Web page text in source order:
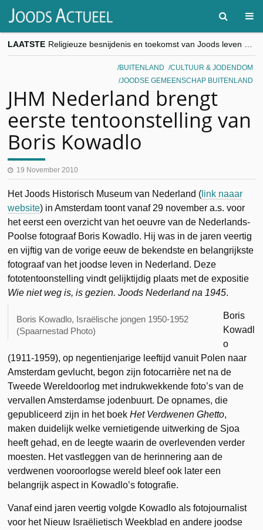
LAATSTE
“Besnijdenisdebat toont hoe moeilijk seculiere Westen minderheden begrijpt”, Jinnih Beels (Vooruit)
CITYTRIP | ROEMENIË – Boekarest: de verrassing van Oost-Europa
“Vandaag zit elke Jood in België op de beklaagdenbank”
BUITENLAND
CULTUUR & JODENDOM
JOODSE GEMEENSCHAP BUITENLAND
JHM Nederland brengt
eerste tentoonstelling van
Boris Kowadlo
19 November 2010
Het Joods Historisch Museum van Nederland ( link naaar
website) in Amsterdam toont vanaf 29 november a.s. voor
het eerst een overzicht van het oeuvre van de Nederlands-
Poolse fotograaf Boris Kowadlo. Hij was in de jaren veertig
en vijftig van de vorige eeuw de bekendste en belangrijkste
fotograaf van het joodse leven in Nederland. Deze
fototentoonstelling vindt gelijktijdig plaats met de expositie
Wie niet weg is, is gezien. Joods Nederland na 1945.
Boris Kowadlo, Israëlische jongen 1950-1952
(Spaarnestad Photo)
Boris
Kowadl
o
(1911-1959), op negentienjarige leeftijd vanuit Polen naar
Amsterdam gevlucht, begon zijn fotocarrière net na de
Tweede Wereldoorlog met indrukwekkende foto’s van de
vervallen Amsterdamse jodenbuurt. De opnames, die
gepubliceerd zijn in het boekHet Verdwenen Ghetto,
maken duidelijk welke vernietigende uitwerking de Sjoa
heeft gehad, en de leegte waarin de overlevenden verder
moesten. Het vastleggen van de herinnering aan de
verdwenen vooroorlogse wereld bleef ook later een
belangrijk aspect in Kowadlo’s fotografie.
Vanaf eind jaren veertig volgde Kowadlo als fotojournalist
voor het Nieuw Israëlietisch Weekblad en andere joodse